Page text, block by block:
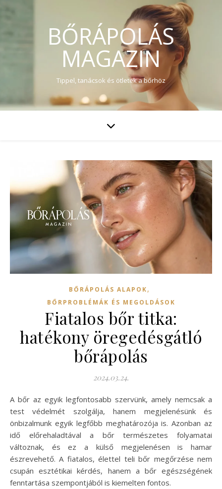
BŐRÁPOLÁS
MAGAZIN
Tippel, tanácsok és ötletek a bőrhöz
BŐRÁPOLÁS ALAPOK,
BŐRPROBLÉMÁK ÉS MEGOLDÁSOK
Fiatalos bőr titka:
hatékony öregedésgátló
bőrápolás
2024.03.24.
A bőr az egyik legfontosabb szervünk, amely nemcsak a
test védelmét szolgálja, hanem megjelenésünk és
önbizalmunk egyik legfőbb meghatározója is. Azonban az
idő előrehaladtával a bőr természetes folyamatai
változnak, és ez a külső megjelenésen is hamar
észrevehető. A fiatalos, élettel teli bőr megőrzése nem
csupán esztétikai kérdés, hanem a bőr egészségének
fenntartása szempontjából is kiemelten fontos.